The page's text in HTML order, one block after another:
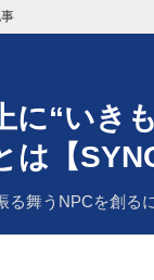
に“いき
は【
る舞うNPCを創る